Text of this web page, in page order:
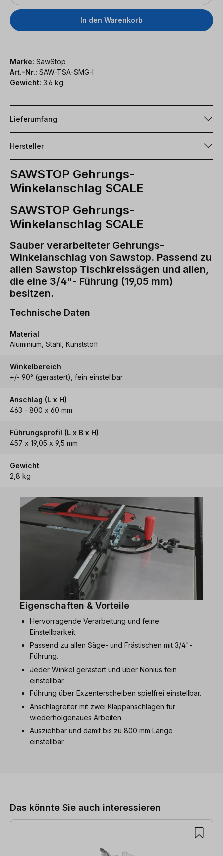
In den Warenkorb
Marke: SawStop
Art.-Nr.: SAW-TSA-SMG-I
Gewicht: 3.6 kg
Lieferumfang
Hersteller
SAWSTOP Gehrungs-
Winkelanschlag SCALE
SAWSTOP Gehrungs-
Winkelanschlag SCALE
Sauber verarbeiteter Gehrungs-
Winkelanschlag von Sawstop. Passend zu
allen Sawstop Tischkreissägen und allen,
die eine 3/4"- Führung (19,05 mm)
besitzen.
Technische Daten
Material
Aluminium, Stahl, Kunststoff
Winkelbereich
+/- 90° (gerastert), fein einstellbar
Anschlag (L x H)
463 - 800 x 60 mm
Führungsprofil (L x B x H)
457 x 19,05 x 9,5 mm
Gewicht
2,8 kg
Eigenschaften & Vorteile
Hervorragende Verarbeitung und feine
Einstellbarkeit.
Passend zu allen Säge- und Frästischen mit 3/4"-
Führung.
Jeder Winkel gerastert und über Nonius fein
einstellbar.
Führung über Exzenterscheiben spielfrei einstellbar.
Anschlagreiter mit zwei Klappanschlägen für
wiederholgenaues Arbeiten.
Ausziehbar und damit bis zu 800 mm Länge
einstellbar.
Das könnte Sie auch interessieren